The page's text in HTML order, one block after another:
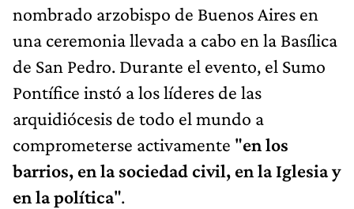
nombrado arzobispo de Buenos Aires en
una ceremonia llevada a cabo en la Basílica
de San Pedro. Durante el evento, el Sumo
Pontífice instó a los líderes de las
arquidiócesis de todo el mundo a
comprometerse activamente "en los
barrios, en la sociedad civil, en la Iglesia y
en la política".